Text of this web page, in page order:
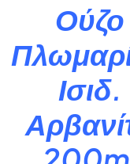
Ούζο
Ισιδ.